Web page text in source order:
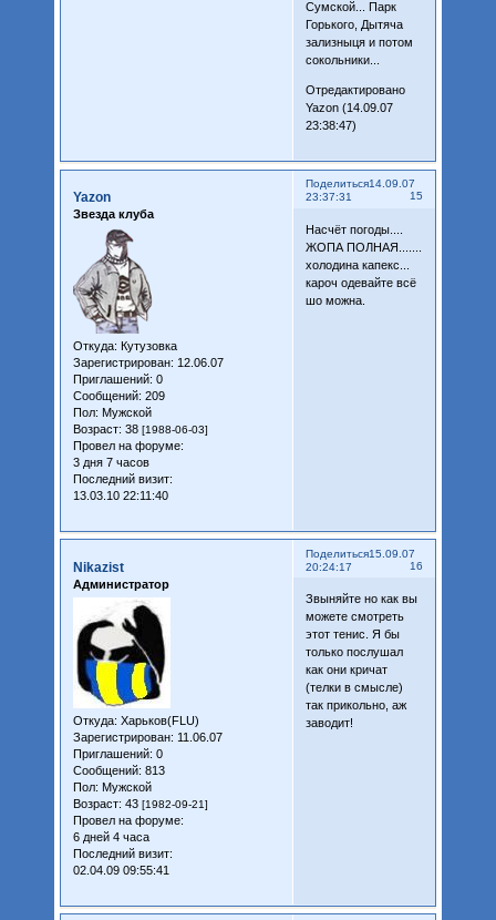
Сумской... Парк
Горького, Дытяча
зализныця и потом
сокольники...
Отредактировано
Yazon (14.09.07
23:38:47)
Поделиться
15
14.09.07
23:37:31
Yazon
Звезда клуба
Откуда: Кутузовка
Зарегистрирован: 12.06.07
Приглашений: 0
Сообщений: 209
Пол: Мужской
Возраст: 38 [1988-06-03]
Провел на форуме:
3 дня 7 часов
Последний визит:
13.03.10 22:11:40
Насчёт погоды....
ЖОПА ПОЛНАЯ.......
холодина капекс...
кароч одевайте всё
шо можна.
Поделиться
16
15.09.07
20:24:17
Nikazist
Администратор
Откуда: Харьков(FLU)
Зарегистрирован: 11.06.07
Приглашений: 0
Сообщений: 813
Пол: Мужской
Возраст: 43 [1982-09-21]
Провел на форуме:
6 дней 4 часа
Последний визит:
02.04.09 09:55:41
Звыняйте но как вы
можете смотреть
этот тенис. Я бы
только послушал
как они кричат
(телки в смысле)
так прикольно, аж
заводит!